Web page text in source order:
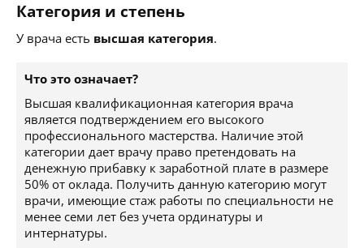
Категория и степень
У врача есть высшая категория.
Что это означает?
Высшая квалификационная категория врача
является подтверждением его высокого
профессионального мастерства. Наличие этой
категории дает врачу право претендовать на
денежную прибавку к заработной плате в размере
50% от оклада. Получить данную категорию могут
врачи, имеющие стаж работы по специальности не
менее семи лет без учета ординатуры и
интернатуры.